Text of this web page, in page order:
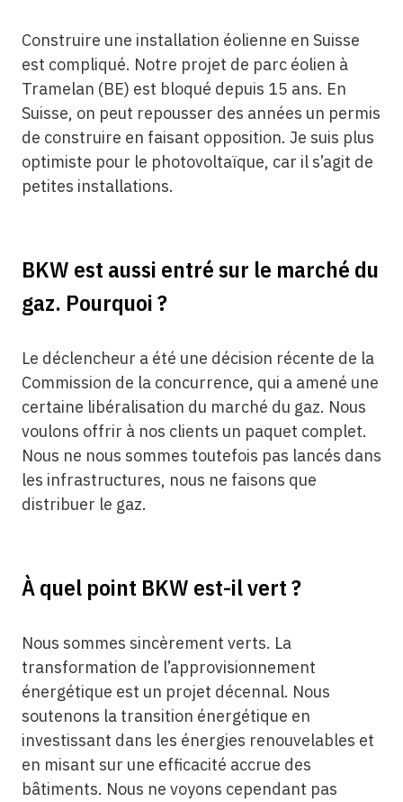
Construire une installation éolienne en Suisse
est compliqué. Notre projet de parc éolien à
Tramelan (BE) est bloqué depuis 15 ans. En
Suisse, on peut repousser des années un permis
de construire en faisant opposition. Je suis plus
optimiste pour le photovoltaïque, car il s’agit de
petites installations.
BKW est aussi entré sur le marché du
gaz. Pourquoi ?
Le déclencheur a été une décision récente de la
Commission de la concurrence, qui a amené une
certaine libéralisation du marché du gaz. Nous
voulons offrir à nos clients un paquet complet.
Nous ne nous sommes toutefois pas lancés dans
les infrastructures, nous ne faisons que
distribuer le gaz.
À quel point BKW est-il vert ?
Nous sommes sincèrement verts. La
transformation de l’approvisionnement
énergétique est un projet décennal. Nous
soutenons la transition énergétique en
investissant dans les énergies renouvelables et
en misant sur une efficacité accrue des
bâtiments. Nous ne voyons cependant pas